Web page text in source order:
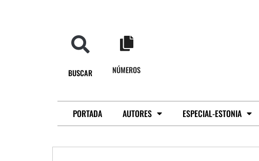
BUSCAR NÚMEROS
PORTADA AUTORES ESPECIAL-ESTONIA